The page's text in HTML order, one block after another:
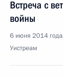
Встреча с
войны
6 июня 2014
Уистреам